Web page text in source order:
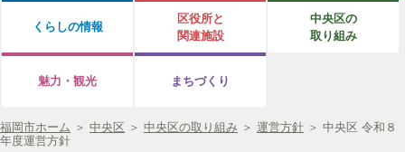
くらしの情報
区役所と
関連施設
中央区の
取り組み
魅力・観光 まちづくり
福岡市ホーム ＞ 中央区 ＞ 中央区の取り組み ＞ 運営方針 ＞ 中央区 令和８
年度運営方針